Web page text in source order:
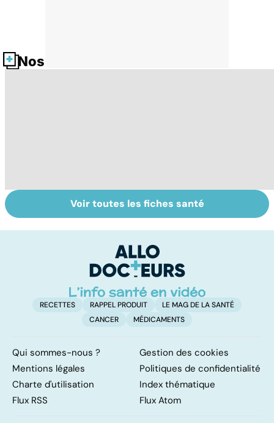
Nos fiches santé
Tout savoir sur
les infections
BPCO, la
bronchite du
Voir toutes les fiches santé
RECETTES RAPPEL PRODUIT
LE MAG DE LA SANTÉ
CANCER
MÉDICAMENTS
Qui sommes-nous ?
Gestion des cookies
Mentions légales
Politiques de confidentialité
Charte d'utilisation
Index thématique
Flux RSS
Flux Atom